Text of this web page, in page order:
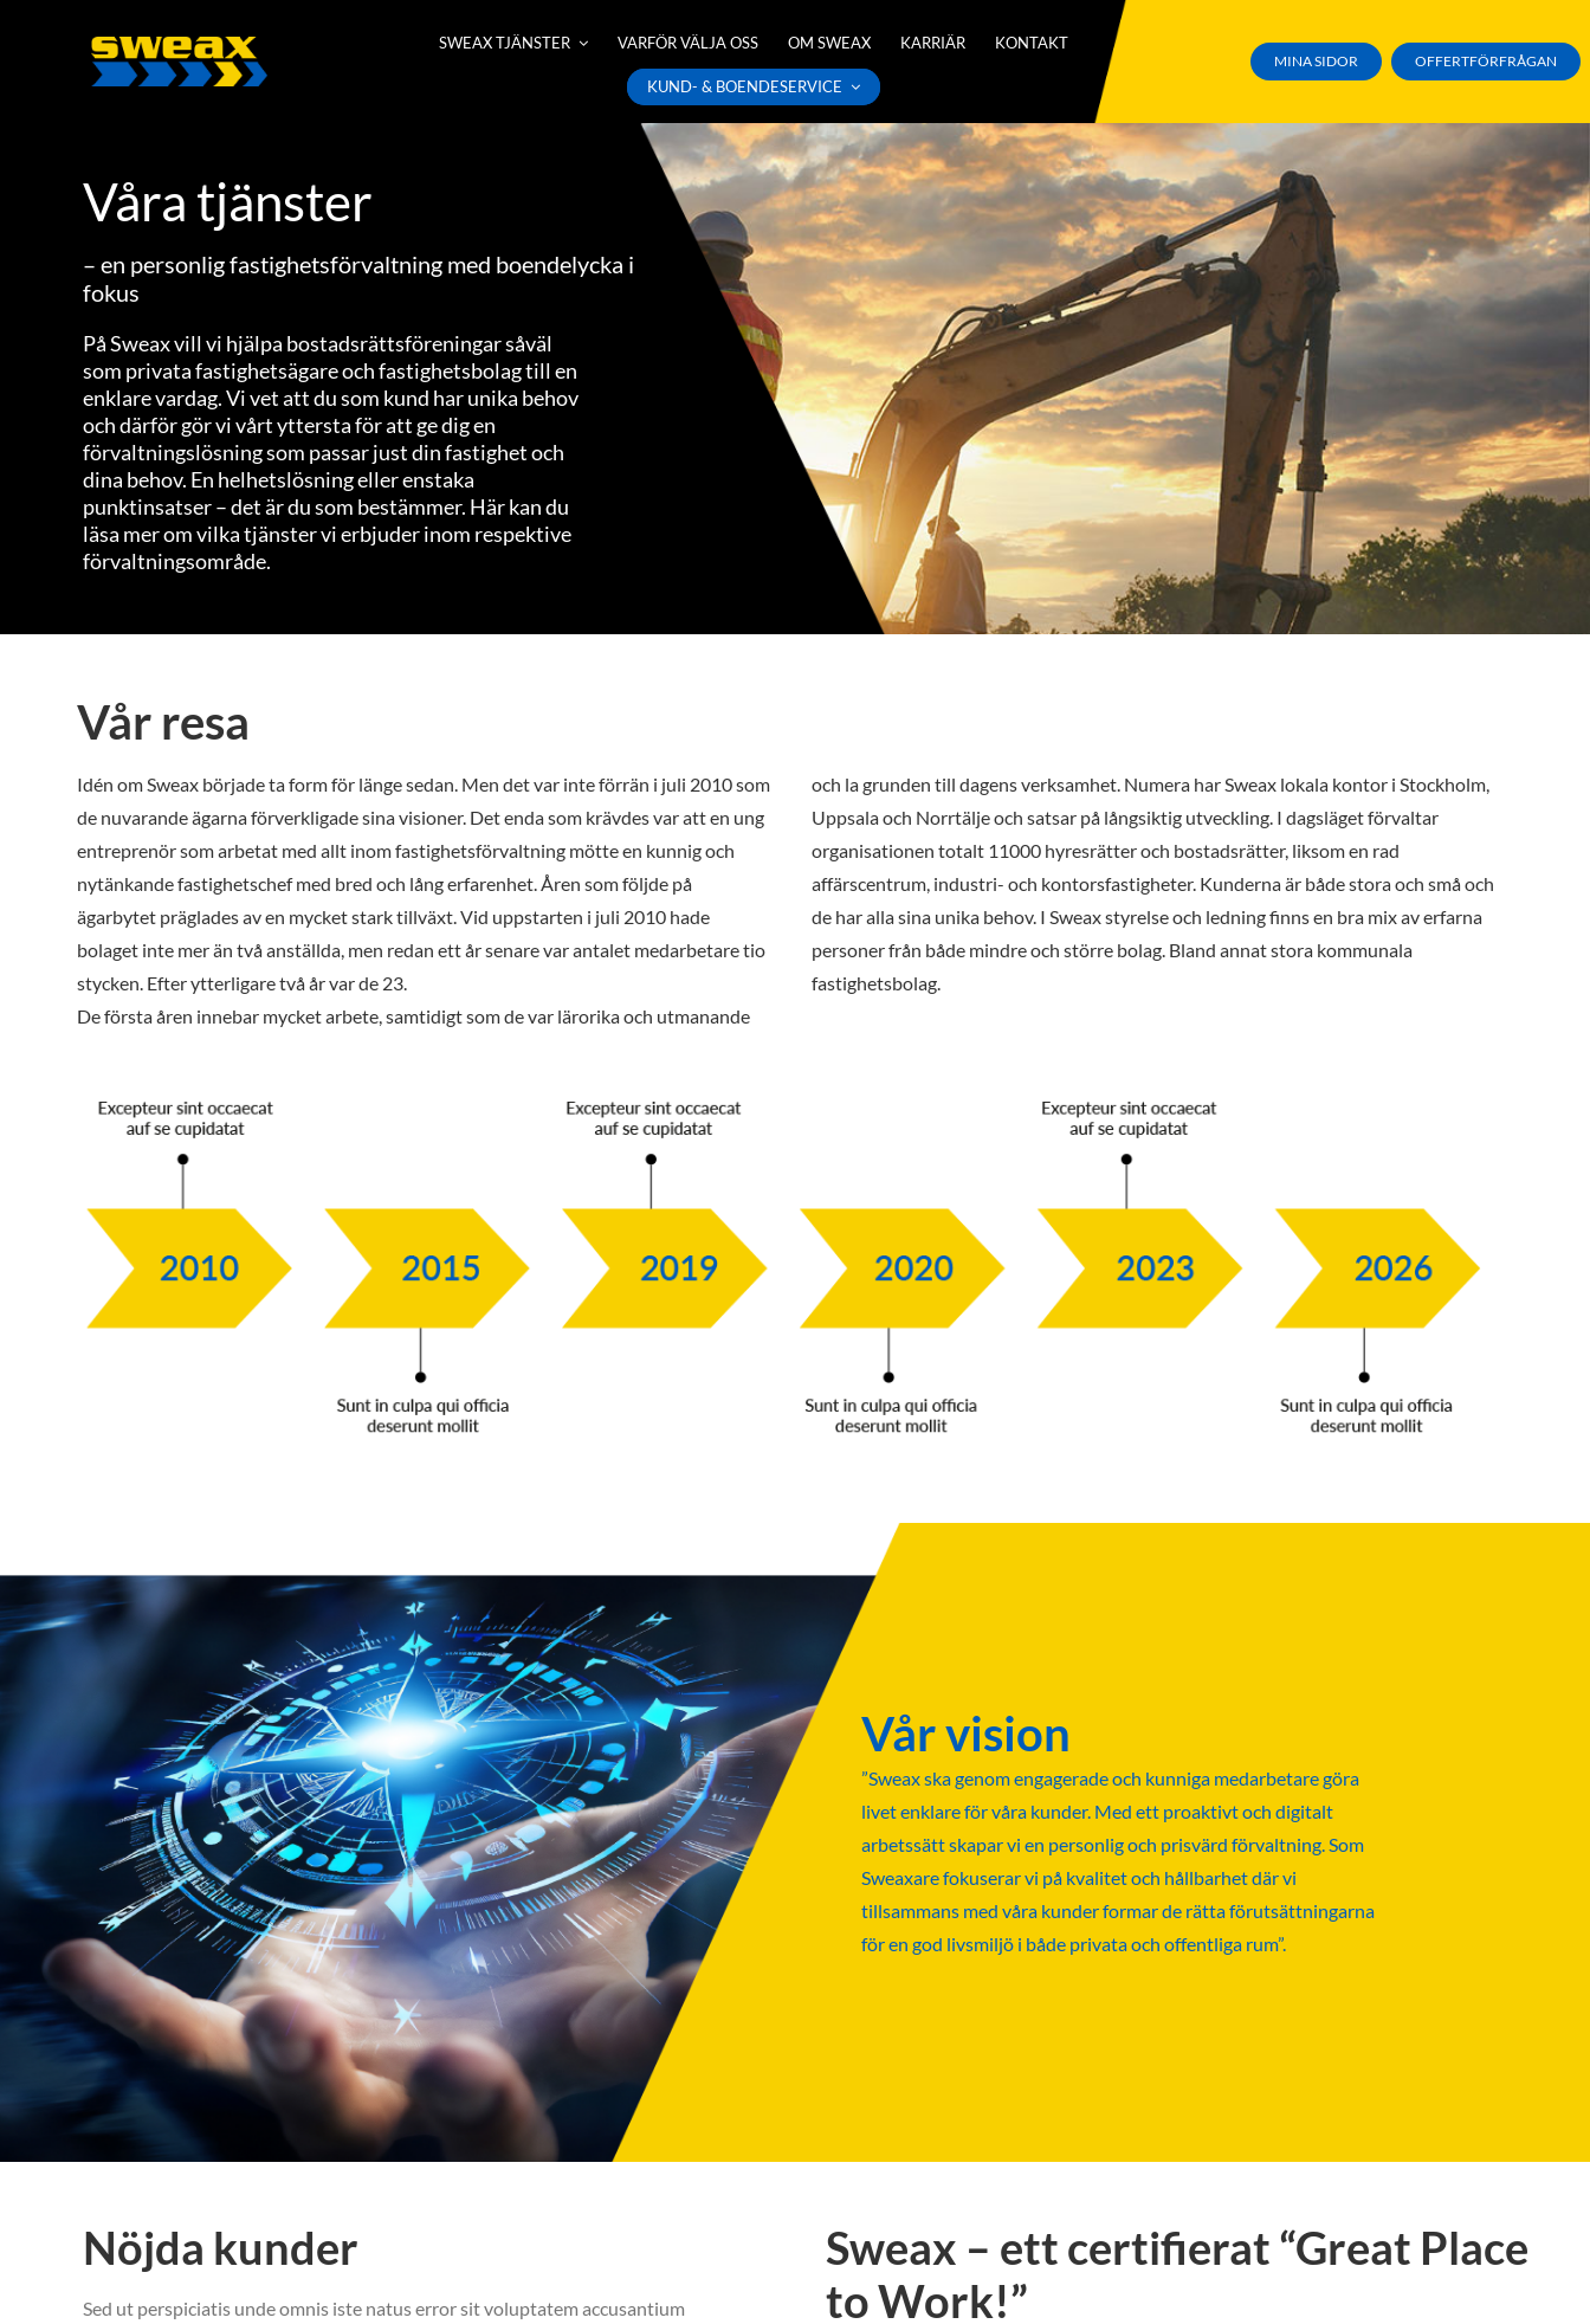
SWEAX TJÄNSTER VARFÖR VÄLJA OSS OM SWEAX KARRIÄR KONTAKT
KUND- & BOENDESERVICE
MINA SIDOR OFFERTFÖRFRÅGAN
Våra tjänster
– en personlig fastighetsförvaltning med boendelycka i
fokus
På Sweax vill vi hjälpa bostadsrättsföreningar såväl
som privata fastighetsägare och fastighetsbolag till en
enklare vardag. Vi vet att du som kund har unika behov
och därför gör vi vårt yttersta för att ge dig en
förvaltningslösning som passar just din fastighet och
dina behov. En helhetslösning eller enstaka
punktinsatser – det är du som bestämmer. Här kan du
läsa mer om vilka tjänster vi erbjuder inom respektive
förvaltningsområde.
Vår resa
Idén om Sweax började ta form för länge sedan. Men det var inte förrän i juli 2010 som
de nuvarande ägarna förverkligade sina visioner. Det enda som krävdes var att en ung
entreprenör som arbetat med allt inom fastighetsförvaltning mötte en kunnig och
nytänkande fastighetschef med bred och lång erfarenhet. Åren som följde på
ägarbytet präglades av en mycket stark tillväxt. Vid uppstarten i juli 2010 hade
bolaget inte mer än två anställda, men redan ett år senare var antalet medarbetare tio
stycken. Efter ytterligare två år var de 23.
De första åren innebar mycket arbete, samtidigt som de var lärorika och utmanande
och la grunden till dagens verksamhet. Numera har Sweax lokala kontor i Stockholm,
Uppsala och Norrtälje och satsar på långsiktig utveckling. I dagsläget förvaltar
organisationen totalt 11000 hyresrätter och bostadsrätter, liksom en rad
affärscentrum, industri- och kontorsfastigheter. Kunderna är både stora och små och
de har alla sina unika behov. I Sweax styrelse och ledning finns en bra mix av erfarna
personer från både mindre och större bolag. Bland annat stora kommunala
fastighetsbolag.
Vår vision
”Sweax ska genom engagerade och kunniga medarbetare göra
livet enklare för våra kunder. Med ett proaktivt och digitalt
arbetssätt skapar vi en personlig och prisvärd förvaltning. Som
Sweaxare fokuserar vi på kvalitet och hållbarhet där vi
tillsammans med våra kunder formar de rätta förutsättningarna
för en god livsmiljö i både privata och offentliga rum”.
Nöjda kunder
Sed ut perspiciatis unde omnis iste natus error sit voluptatem accusantium
Sweax – ett certifierat “Great Place
to Work!”